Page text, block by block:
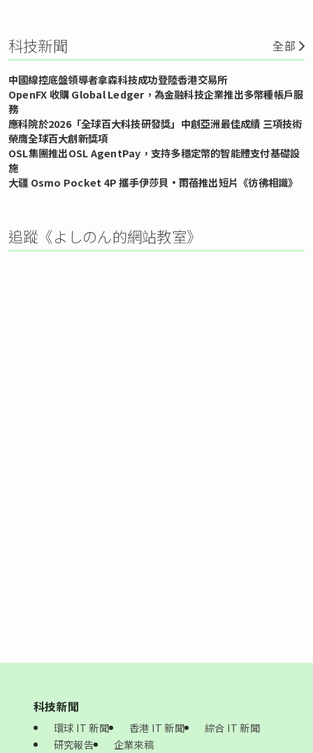
科技新聞 全部
中國線控底盤領導者拿森科技成功登陸香港交易所
OpenFX 收購 Global Ledger，為金融科技企業推出多幣種帳戶服
務
應科院於2026「全球百大科技研發獎」中創亞洲最佳成績 三項技術
榮膺全球百大創新獎項
OSL集團推出OSL AgentPay，支持多穩定幣的智能體支付基礎設
施
大疆 Osmo Pocket 4P 攜手伊莎貝•雨蓓推出短片《彷彿相識》
追蹤《よしのん的網站教室》
科技新聞
環球 IT 新聞 香港 IT 新聞
綜合 IT 新聞
研究報告
企業來稿